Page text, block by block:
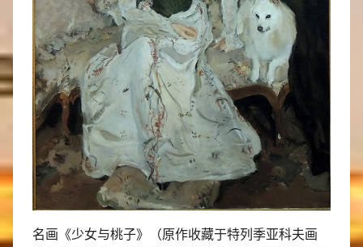
名画《少女与桃子》（原作收藏于特列季亚科夫画